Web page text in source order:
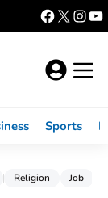
Sports
Religion Job